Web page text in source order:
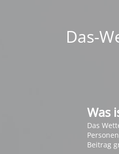
Das-
Was
Das
Beitrag